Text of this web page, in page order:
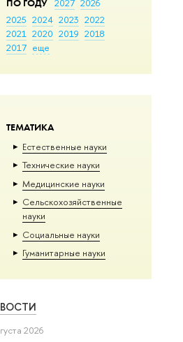
ПО ГОДУ 2027 2026
2025 2024 2023 2022
2021 2020 2019 2018
2017 еще
ТЕМАТИКА
Естественные науки
Тех­ничес­кие науки
Медицинские науки
Сельскохозяйственные
науки
Социальные науки
Гуманитарные науки
2026